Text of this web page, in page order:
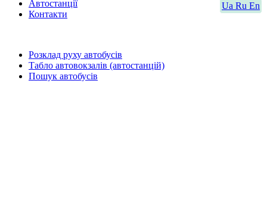
Ua Ru En
Автостанції
Контакти
Розклад руху автобусів
Табло автовокзалів (автостанцій)
Пошук автобусів